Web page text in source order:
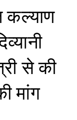
कल्याण
से की
मांग